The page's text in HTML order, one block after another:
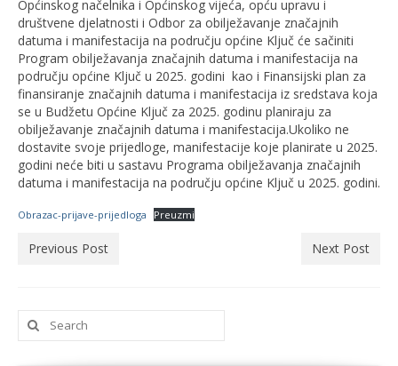
Općinskog načelnika i Općinskog vijeća, opću upravu i
društvene djelatnosti i Odbor za obilježavanje značajnih
datuma i manifestacija na području općine Ključ će sačiniti
Program obilježavanja značajnih datuma i manifestacija na
području općine Ključ u 2025. godini kao i Finansijski plan za
finansiranje značajnih datuma i manifestacija iz sredstava koja
se u Budžetu Općine Ključ za 2025. godinu planiraju za
obilježavanje značajnih datuma i manifestacija.Ukoliko ne
dostavite svoje prijedloge, manifestacije koje planirate u 2025.
godini neće biti u sastavu Programa obilježavanja značajnih
datuma i manifestacija na području općine Ključ u 2025. godini.
Obrazac-prijave-prijedloga Preuzmi
Previous Post Next Post
Search
for: